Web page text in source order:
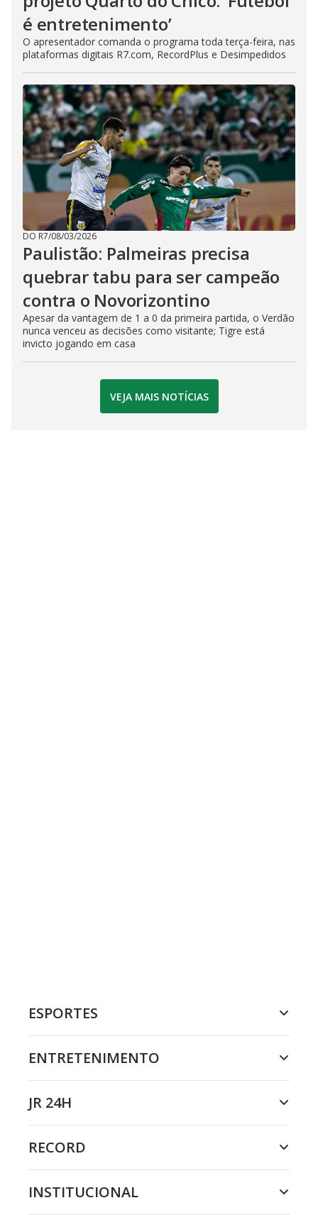
é entretenimento’
O apresentador comanda o programa toda terça-feira, nas
plataformas digitais R7.com, RecordPlus e Desimpedidos
DO R7/08/03/2026
Paulistão: Palmeiras precisa
quebrar tabu para ser campeão
contra o Novorizontino
Apesar da vantagem de 1 a 0 da primeira partida, o Verdão
nunca venceu as decisões como visitante; Tigre está
invicto jogando em casa
VEJA MAIS NOTÍCIAS
ESPORTES
ENTRETENIMENTO
JR 24H
RECORD
INSTITUCIONAL